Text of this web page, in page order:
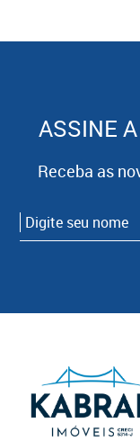
ASSINE
Receba as